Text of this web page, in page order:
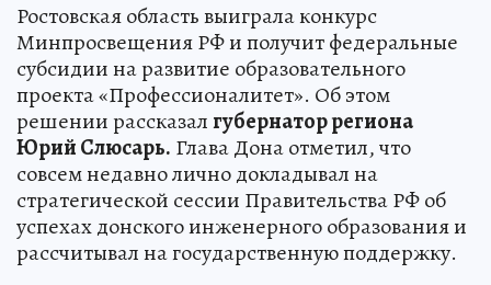
Ростовская область выиграла конкурс
Минпросвещения РФ и получит федеральные
субсидии на развитие образовательного
проекта «Профессионалитет». Об этом
решении рассказалгубернатор региона
Юрий Слюсарь. Глава Дона отметил, что
совсем недавно лично докладывал на
стратегической сессии Правительства РФ об
успехах донского инженерного образования и
рассчитывал на государственную поддержку.